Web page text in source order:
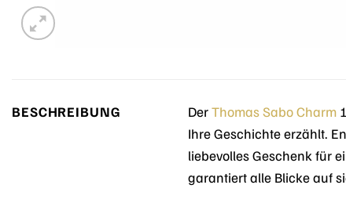
BESCHREIBUNG DerThomas SaboCharm
Ihre Geschichte erzählt.
liebevolles Geschenk für
garantiert alle Blicke auf